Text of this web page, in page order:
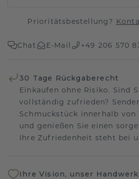
Prioritätsbestellung?
Chat E-Mail +49 206 570
30 Tage Rückgaberecht
Einkaufen ohne Risiko. Sind
vollständig zufrieden?
Schmuckstück innerhalb von
und genießen Sie einen
Ihre Zufriedenheit steht bei
Ihre Vision, unser